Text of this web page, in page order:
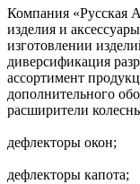
Компания «Русская
изделия и
изготовлении
диверсификация
ассортимент
дополнительного
расширители
дефлекторы окон;
дефлекторы капота;